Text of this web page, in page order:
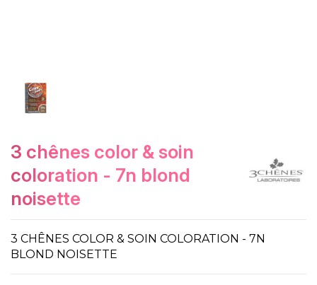
3 chênes color & soin
coloration - 7n blond
noisette
3 CHÊNES COLOR & SOIN COLORATION - 7N
BLOND NOISETTE